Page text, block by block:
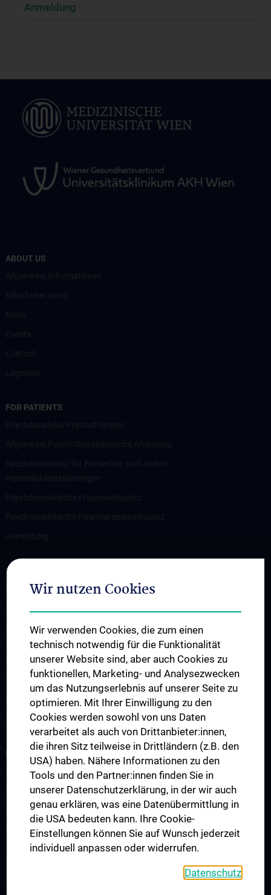
Anmeldung
ABOUT US
FOR PATIENTS
STUDIES, TRAINING AND FURTHER EDUCATION
Medizinstudium
Fachärztliche Ausbildung für Psychiatrie und
Psychotherapeutische Medizin/PSY-Diplome
Fortbildungen
Vereine und Fachgesellschaften
Bibliothek
Kontakt
RESEARCH
Schwerpunkte
Publikationen
Kongresse/Tagungen
Forschungsinstrumente (Downloads)
Wir nutzen Cookies
Wir verwenden Cookies, die zum einen
technisch notwendig für die Funktionalität
unserer Website sind, aber auch Cookies zu
funktionellen, Marketing- und Analysezwecken
um das Nutzungserlebnis auf unserer Seite zu
optimieren. Mit Ihrer Einwilligung zu den
Cookies werden sowohl von uns Daten
verarbeitet als auch von Drittanbieter:innen,
die ihren Sitz teilweise in Drittländern (z.B. den
USA) haben. Nähere Informationen zu den
Tools und den Partner:innen finden Sie in
unserer Datenschutzerklärung, in der wir auch
genau erklären, was eine Datenübermittlung in
die USA bedeuten kann. Ihre Cookie-
Einstellungen können Sie auf Wunsch jederzeit
individuell anpassen oder widerrufen.
Datenschutz